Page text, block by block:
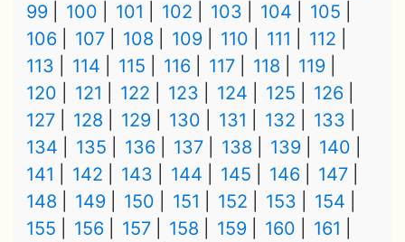
99
100 101 102 103 104
105
106
107 108 109 110 111
112
113
114 115 116 117 118
119
120
121 122 123 124 125
126
127
128 129 130 131 132
133
134
135 136 137 138 139
140
141
142 143 144 145 146
147
148
149 150 151 152 153
154
155
156 157 158 159 160
161